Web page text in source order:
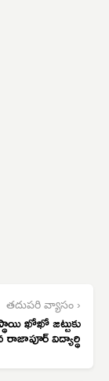
తదుపరి వ్యాసం ›
ఖోఖో జట్టుకు
రాజాపూర్ విద్యార్థి